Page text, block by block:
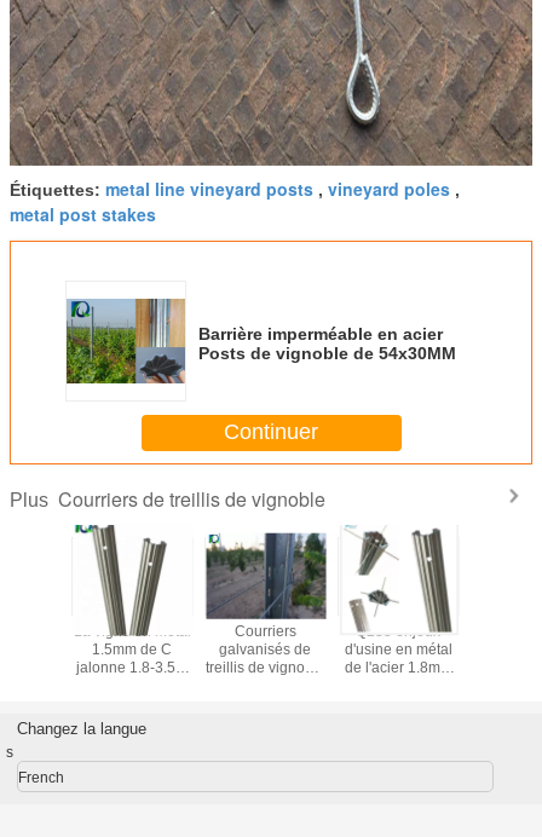
Étiquettes: metal line vineyard posts , vineyard poles ,
metal post stakes
Barrière imperméable en acier
Posts de vignoble de 54x30MM
Continuer
Plus Courriers de treillis de vignoble
La vigne en métal
1.5mm de C
jalonne 1.8-3.5M
Courriers
galvanisés de
treillis de vignoble
Q235 enjeux
d'usine en métal
de l'acier 1.8mm
Changez la langue
s
French